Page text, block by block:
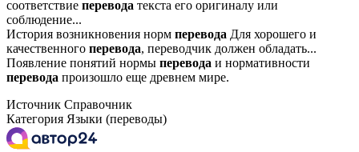
соответствие перевода текста его оригиналу или
соблюдение...
История возникновения норм перевода Для хорошего и
качественного перевода, переводчик должен обладать...
Появление понятий нормы перевода и нормативности
перевода произошло еще древнем мире.
Источник Справочник
Категория Языки (переводы)